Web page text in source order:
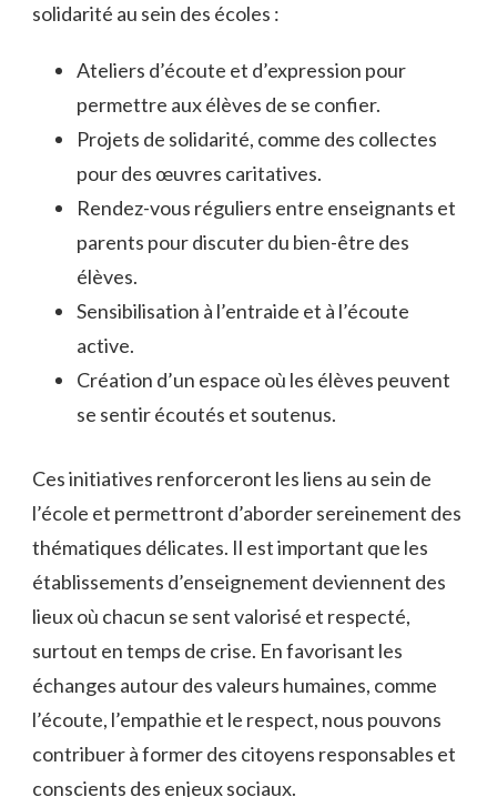
solidarité au sein des écoles :
Ateliers d’écoute et d’expression pour
permettre aux élèves de se confier.
Projets de solidarité, comme des collectes
pour des œuvres caritatives.
Rendez-vous réguliers entre enseignants et
parents pour discuter du bien-être des
élèves.
Sensibilisation à l’entraide et à l’écoute
active.
Création d’un espace où les élèves peuvent
se sentir écoutés et soutenus.
Ces initiatives renforceront les liens au sein de
l’école et permettront d’aborder sereinement des
thématiques délicates. Il est important que les
établissements d’enseignement deviennent des
lieux où chacun se sent valorisé et respecté,
surtout en temps de crise. En favorisant les
échanges autour des valeurs humaines, comme
l’écoute, l’empathie et le respect, nous pouvons
contribuer à former des citoyens responsables et
conscients des enjeux sociaux.